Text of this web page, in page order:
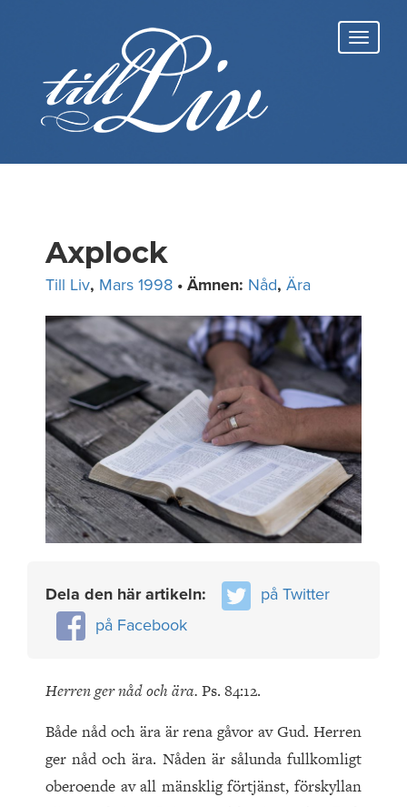
Axplock
Till Liv, Mars 1998 • Ämnen: Nåd, Ära
Dela den här artikeln:
på Twitter
på Facebook
Herren ger nåd och ära. Ps. 84:12.
Både nåd och ära är rena gåvor av Gud. Herren
ger nåd och ära. Nåden är sålunda fullkomligt
oberoende av all mänsklig förtjänst, förskyllan